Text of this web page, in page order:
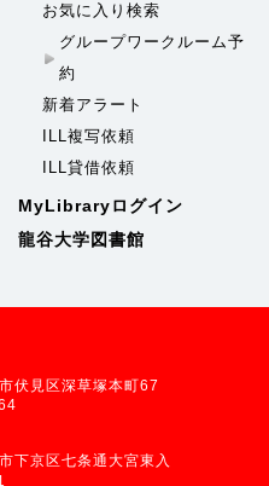
お気に入り検索
グループワークルーム予
約
新着アラート
ILL複写依頼
ILL貸借依頼
MyLibraryログイン
龍谷大学図書館
伏見区深草塚本町67
下京区七条通大宮東入